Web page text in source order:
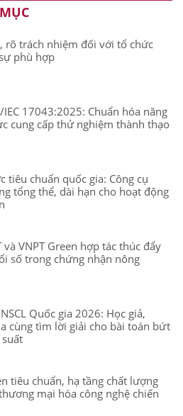
rõ trách nhiệm đối với tổ chức
phù hợp
IEC 17043:2025: Chuẩn hóa năng
cung cấp thử nghiệm thành thạo
tiêu chuẩn quốc gia: Công cụ
tổng thể, dài hạn cho hoạt động
và VNPT Green hợp tác thúc đẩy
số trong chứng nhận nông
Quốc gia 2026: Học giả,
cùng tìm lời giải cho bài toán bứt
tiêu chuẩn, hạ tầng chất lượng
mại hóa công nghệ chiến